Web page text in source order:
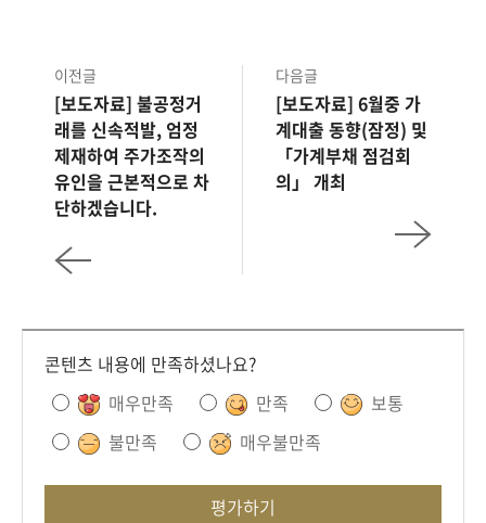
이전글
[보도자료] 불공정거
래를 신속적발, 엄정
제재하여 주가조작의
유인을 근본적으로 차
단하겠습니다.
다음글
[보도자료] 6월중 가
계대출 동향(잠정) 및
「가계부채 점검회
의」 개최
콘텐츠 내용에 만족하셨나요?
매우만족
만족
보통
불만족
매우불만족
평가하기